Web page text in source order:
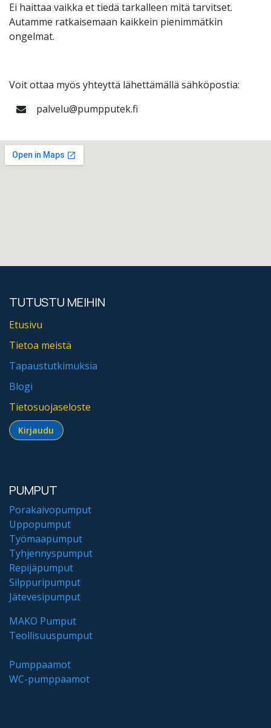
Ei haittaa vaikka et tiedä tarkalleen mitä tarvitset.
Autamme ratkaisemaan kaikkein pienimmätkin
ongelmat.
Voit ottaa myös yhteyttä lähettämällä sähköpostia:
palvelu@pumpputek.fi
TUTUSTU MEIHIN
Etusivu
Tietoa meistä
Tapaustutkimuksia
Blogi
Tietosuojaseloste
Kirjaudu​​​​​​
PUMPUT
Porakaivopumput
Uppopumput
Työmaapumput
Tyhjennyspumput
Repijäpumput
Silppuripumput
Jätevesipumput
MAKO Pumput
Teollisuuspumput
Pumppaamot
WC-pumppaamot